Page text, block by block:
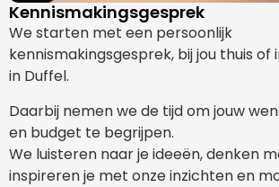
Kennismakingsgesprek
We starten met een persoonlijk
kennismakingsgesprek, bij jou thuis of
in Duffel.
Daarbij nemen we de tijd om jouw
en budget te begrijpen.
We luisteren naar je ideeën, denken
inspireren je met onze inzichten en